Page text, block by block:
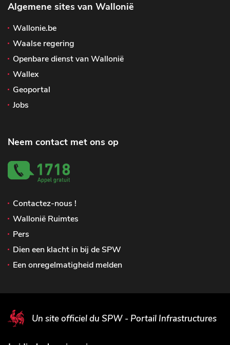
Algemene sites van Wallonië
Wallonie.be
Waalse regering
Openbare dienst van Wallonië
Wallex
Geoportal
Jobs
Neem contact met ons op
Contactez-nous !
Wallonië Ruimtes
Pers
Dien een klacht in bij de SPW
Een onregelmatigheid melden
Un site officiel du SPW - Portail Infrastructures